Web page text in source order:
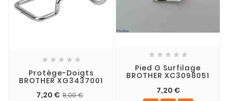
    
Protège-Doigts
BROTHER XG3437001
7,20 € 8,00 €
    
Pied G Surfilage
BROTHER XC3098051
7,20 €